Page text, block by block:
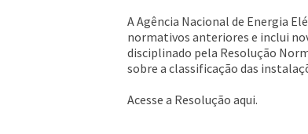
A Agência Nacional de Energia
normativos anteriores e inclui
disciplinado pela Resolução
sobre a classificação das
Acesse a Resolução aqui.